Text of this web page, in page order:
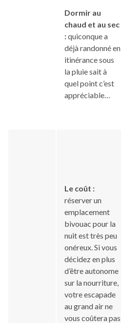
Dormir au
chaud et au sec
:quiconque a
déjà randonné en
itinérance sous
la pluie sait à
quel point c’est
appréciable…
Le coût :
réserver un
emplacement
bivouac pour la
nuit est très peu
onéreux. Si vous
décidez en plus
d’être autonome
sur la nourriture,
votre escapade
au grand air ne
vous coûtera pas